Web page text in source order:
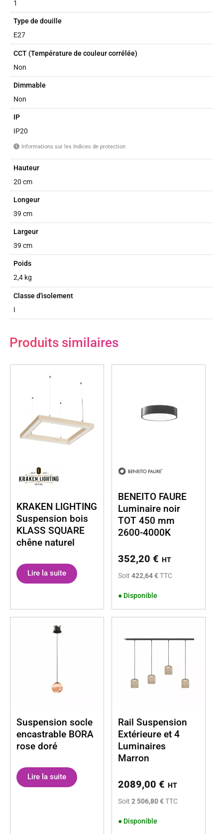
1
Type de douille
E27
CCT (Température de couleur corrélée)
Non
Dimmable
Non
IP
IP20
i Informations sur les Indices de protection
Hauteur
20 cm
Longeur
39 cm
Largeur
39 cm
Poids
2,4 kg
Classe d'isolement
I
Produits similaires
KRAKEN LIGHTING
Suspension bois
KLASS SQUARE
chêne naturel
Lire la suite
BENEITO FAURE
Luminaire noir
TOT 450 mm
2600-4000K
352,20 € HT
Soit 422,64 €TTC
● Disponible
Suspension socle
encastrable BORA
rose doré
Lire la suite
Rail Suspension
Extérieure et 4
Luminaires
Marron
2089,00 € HT
Soit 2 506,80 €TTC
● Disponible